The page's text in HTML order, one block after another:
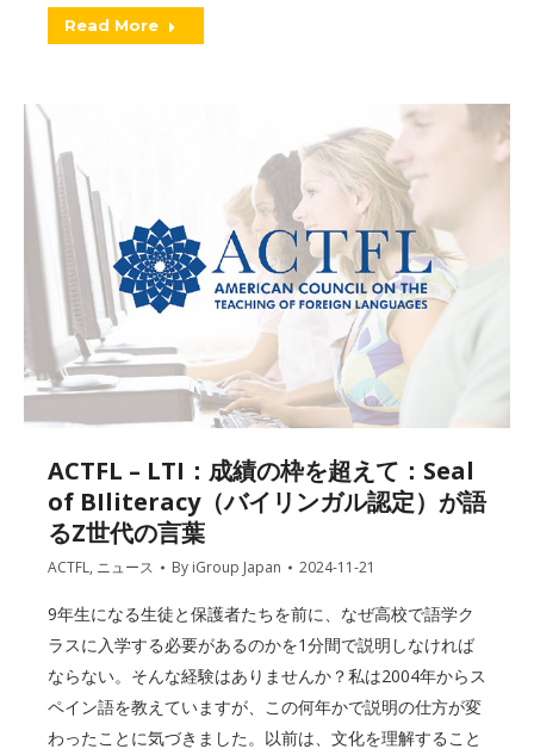
Read More
ACTFL – LTI：成績の枠を超えて：Seal
of BIliteracy（バイリンガル認定）が語
るZ世代の言葉
ACTFL, ニュース By iGroup Japan 2024-11-21
9年生になる生徒と保護者たちを前に、なぜ高校で語学ク
ラスに入学する必要があるのかを1分間で説明しなければ
ならない。そんな経験はありませんか？私は2004年からス
ペイン語を教えていますが、この何年かで説明の仕方が変
わったことに気づきました。以前は、文化を理解すること